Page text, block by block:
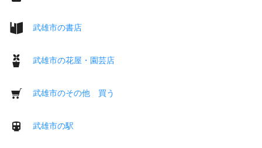
武雄市の書店
武雄市の花屋・園芸店
武雄市のその他 買う
武雄市の駅